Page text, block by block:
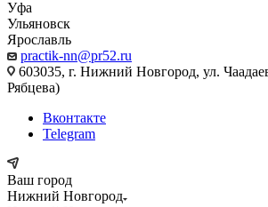
Уфа
Ульяновск
Ярославль
practik-nn@pr52.ru
603035, г. Нижний Новгород, ул.
Рябцева)
Вконтакте
Telegram
Ваш город
Нижний Новгород